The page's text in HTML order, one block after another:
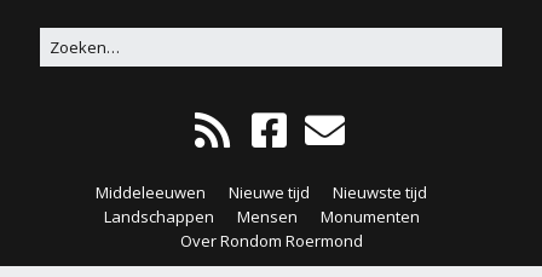
Middeleeuwen Nieuwe tijd
Nieuwste tijd
Landschappen
Mensen
Monumenten
Over Rondom Roermond